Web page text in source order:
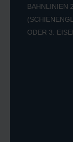
BAHNLINIEN
ODER 3.
Erweiterung